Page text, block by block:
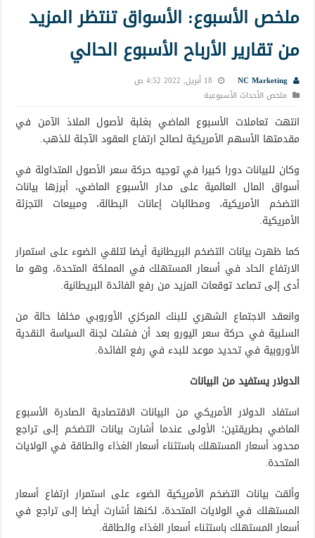
ملخص الأسبوع: الأسواق تنتظر المزيد
من تقارير الأرباح الأسبوع الحالي
NC Marketing
18 أبريل, 2022 4:52 ص
ملخص الأحداث الأسبوعية
انتهت تعاملات الأسبوع الماضي بغلبة لأصول الملاذ الآمن في
مقدمتها الأسهم الأمريكية لصالح ارتفاع العقود الآجلة للذهب.
وكان للبيانات دورا كبيرا في توجيه حركة سعر الأصول المتداولة في
أسواق المال العالمية على مدار الأسبوع الماضي، أبرزها بيانات
التضخم الأمريكية، ومطالبات إعانات البطالة، ومبيعات التجزئة
الأمريكية.
كما ظهرت بيانات التضخم البريطانية أيضا لتلقي الضوء على استمرار
الارتفاع الحاد في أسعار المستهلك في المملكة المتحدة، وهو ما
أدى إلى تصاعد توقعات المزيد من رفع الفائدة البريطانية.
وانعقد الاجتماع الشهري للبنك المركزي الأوروبي مخلفا حالة من
السلبية في حركة سعر اليورو بعد أن فشلت لجنة السياسة النقدية
الأوروبية في تحديد موعد للبدء في رفع الفائدة.
الدولار يستفيد من البيانات
استفاد الدولار الأمريكي من البيانات الاقتصادية الصادرة الأسبوع
الماضي بطريقتين؛ الأولى عندما أشارت بيانات التضخم إلى تراجع
محدود أسعار المستهلك باستثناء أسعار الغذاء والطاقة في الولايات
المتحدة.
وألقت بيانات التضخم الأمريكية الضوء على استمرار ارتفاع أسعار
المستهلك في الولايات المتحدة، لكنها أشارت أيضا إلى تراجع في
أسعار المستهلك باستثناء أسعار الغذاء والطاقة.